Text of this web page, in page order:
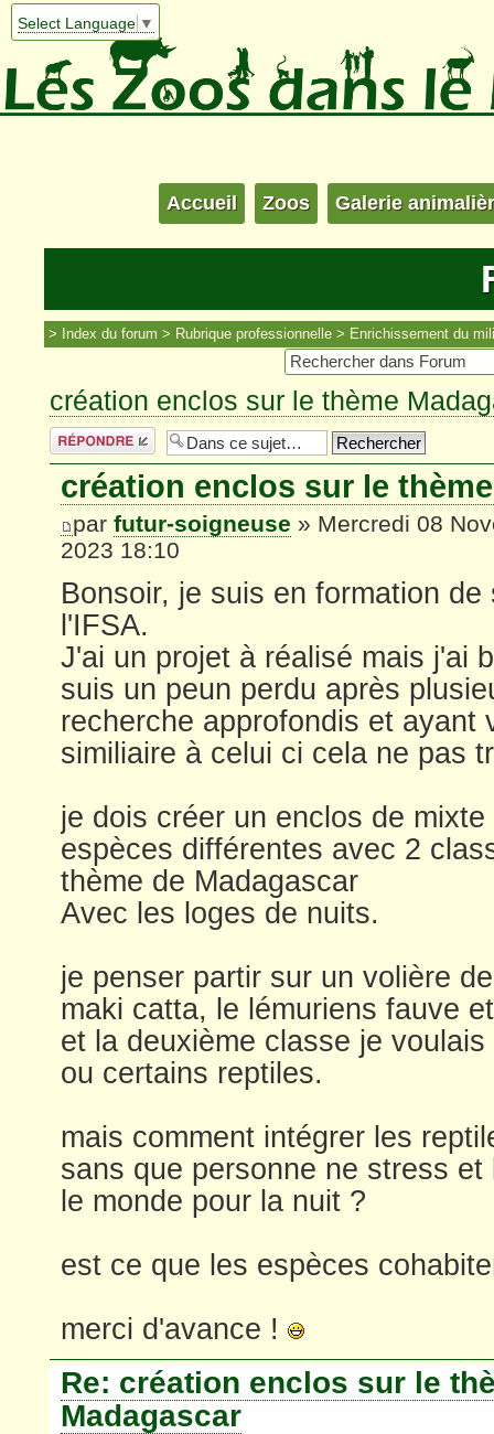
Select Language ▼
Accueil Zoos Galerie
Index du forum Rubrique professionnelle Enrichissement du
création enclos sur le thème
Répondre
création enclos sur le
par futur-soigneuse » Mercredi 08
2023 18:10
Bonsoir, je suis en formation
l'IFSA.
J'ai un projet à réalisé mais j'ai
suis un peun perdu après
recherche approfondis et ayant
similiaire à celui ci cela ne pas
je dois créer un enclos de
espèces différentes avec 2
thème de Madagascar
Avec les loges de nuits.
je penser partir sur un volière
maki catta, le lémuriens fauve
et la deuxième classe je
ou certains reptiles.
mais comment intégrer les
sans que personne ne stress
le monde pour la nuit ?
est ce que les espèces
merci d'avance !
Re: création enclos sur le
Madagascar